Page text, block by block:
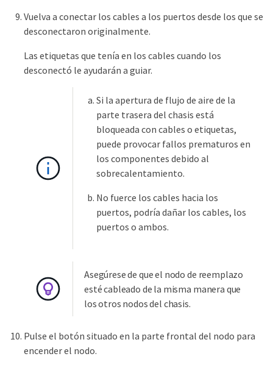
Vuelva a conectar los cables a los puertos desde los que se
desconectaron originalmente.
Las etiquetas que tenía en los cables cuando los
desconectó le ayudarán a guiar.
Si la apertura de flujo de aire de la
parte trasera del chasis está
bloqueada con cables o etiquetas,
puede provocar fallos prematuros en
los componentes debido al
sobrecalentamiento.
No fuerce los cables hacia los
puertos, podría dañar los cables, los
puertos o ambos.
Asegúrese de que el nodo de reemplazo
esté cableado de la misma manera que
los otros nodos del chasis.
Pulse el botón situado en la parte frontal del nodo para
encender el nodo.